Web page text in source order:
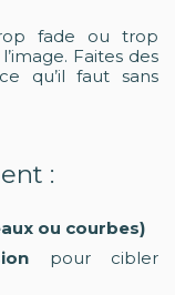
fade ou trop
Faites des
qu’il faut sans
:
ou courbes)
pour cibler